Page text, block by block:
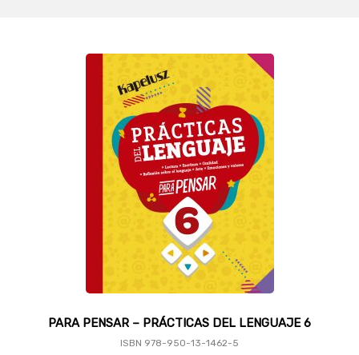
PARA PENSAR – PRÁCTICAS DEL LENGUAJE 6
ISBN 978-950-13-1462-5